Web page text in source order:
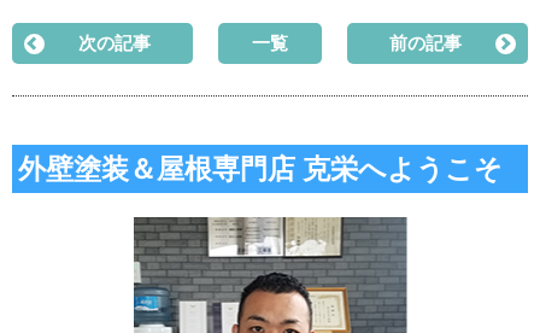
次の記事 一覧 前の記事
外壁塗装＆屋根専門店 克栄へようこそ